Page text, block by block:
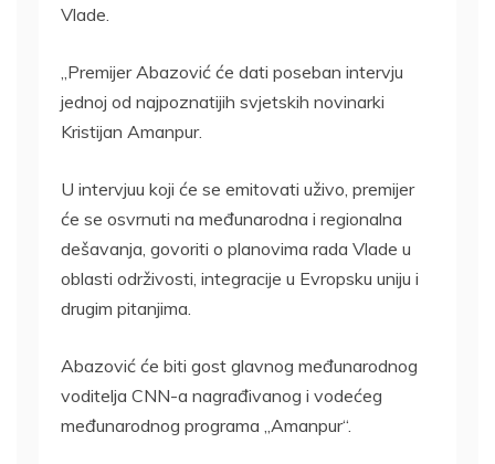
Vlade.
„Premijer Abazović će dati poseban intervju
jednoj od najpoznatijih svjetskih novinarki
Kristijan Amanpur.
U intervjuu koji će se emitovati uživo, premijer
će se osvrnuti na međunarodna i regionalna
dešavanja, govoriti o planovima rada Vlade u
oblasti održivosti, integracije u Evropsku uniju i
drugim pitanjima.
Abazović će biti gost glavnog međunarodnog
voditelja CNN-a nagrađivanog i vodećeg
međunarodnog programa „Amanpur“.